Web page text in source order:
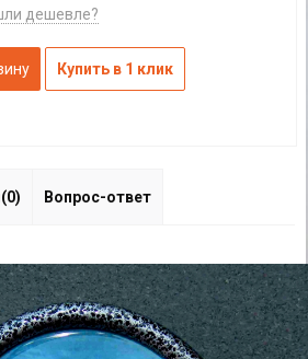
дешевле?
Купить в 1 клик
Вопрос-ответ